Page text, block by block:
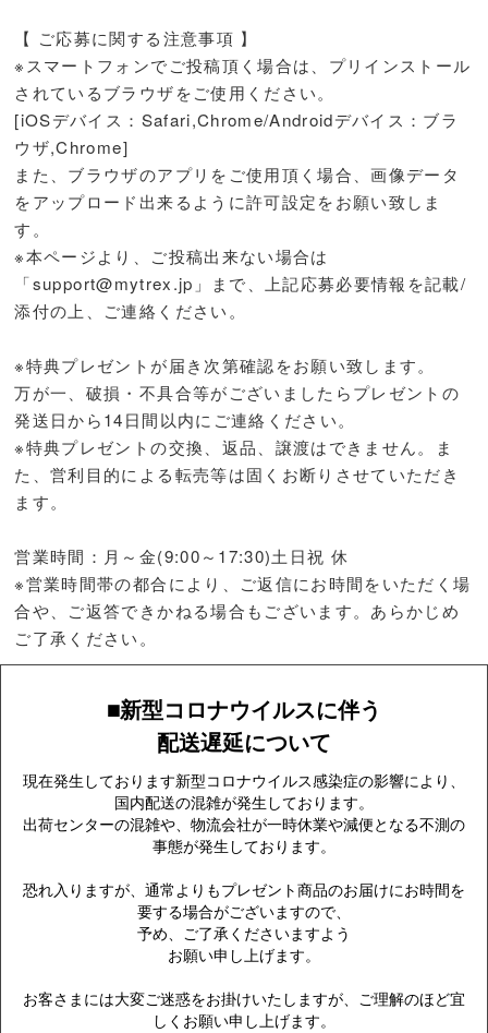
【 ご応募に関する注意事項 】
※スマートフォンでご投稿頂く場合は、プリインストール
されているブラウザをご使用ください。
[iOSデバイス：Safari,Chrome/Androidデバイス：ブラ
ウザ,Chrome]
また、ブラウザのアプリをご使用頂く場合、画像データ
をアップロード出来るように許可設定をお願い致しま
す。
※本ページより、ご投稿出来ない場合は
「support@mytrex.jp 」まで、上記応募必要情報を記載/
添付の上、ご連絡ください。
※特典プレゼントが届き次第確認をお願い致します。
万が一、破損・不具合等がございましたらプレゼントの
発送日から14日間以内にご連絡ください。
※特典プレゼントの交換、返品、譲渡はできません。ま
た、営利目的による転売等は固くお断りさせていただき
ます。
営業時間：月～金(9:00～17:30)土日祝 休
※営業時間帯の都合により、ご返信にお時間をいただく場
合や、ご返答できかねる場合もございます。あらかじめ
ご了承ください。
■新型コロナウイルスに伴う
配送遅延について
現在発生しております新型コロナウイルス感染症の影響により、
国内配送の混雑が発生しております。
出荷センターの混雑や、物流会社が一時休業や減便となる不測の
事態が発生しております。
恐れ入りますが、通常よりもプレゼント商品のお届けにお時間を
要する場合がございますので、
予め、ご了承くださいますよう
お願い申し上げます。
お客さまには大変ご迷惑をお掛けいたしますが、ご理解のほど宜
しくお願い申し上げます。